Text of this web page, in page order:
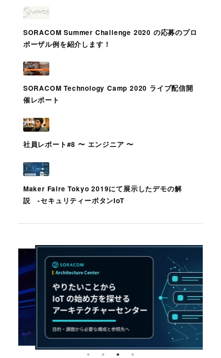
SORACOM Summer Challenge 2020 の応募のプロ
ポーザル例を紹介します！
SORACOM Technology Camp 2020 ライブ配信開
催レポート
社員レポート#8 〜 エンジニア 〜
Maker Faire Tokyo 2019にて展示したデモの解
説 -セキュリティーボタンIoT